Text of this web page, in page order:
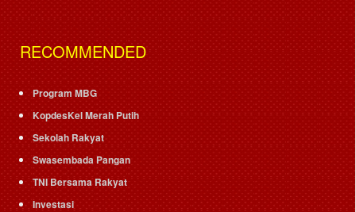
RECOMMENDED
Program MBG
KopdesKel Merah Putih
Sekolah Rakyat
Swasembada Pangan
TNI Bersama Rakyat
Investasi